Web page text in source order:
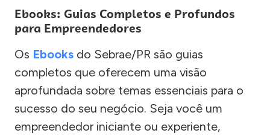
Ebooks: Guias Completos e Profundos
para Empreendedores
Os Ebooks do Sebrae/PR são guias
completos que oferecem uma visão
aprofundada sobre temas essenciais para o
sucesso do seu negócio. Seja você um
empreendedor iniciante ou experiente,